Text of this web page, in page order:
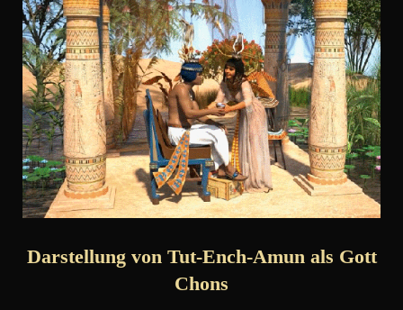
Darstellung von Tut-Ench-Amun als Gott
Chons